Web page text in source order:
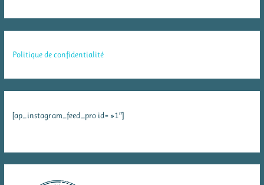
Politique de confidentialité
[ap_instagram_feed_pro id= »1″]